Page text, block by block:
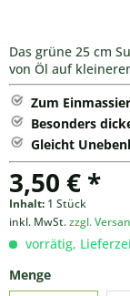
Das grüne 25 cm
von Öl auf
Zum
Besonders
Gleicht
3,50 € *
Inhalt: 1 Stück
inkl. MwSt.zzgl.
vorrätig,
Menge